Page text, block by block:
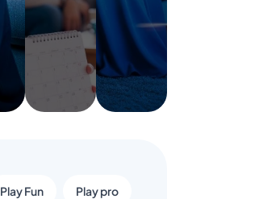
Play Fun Play pro